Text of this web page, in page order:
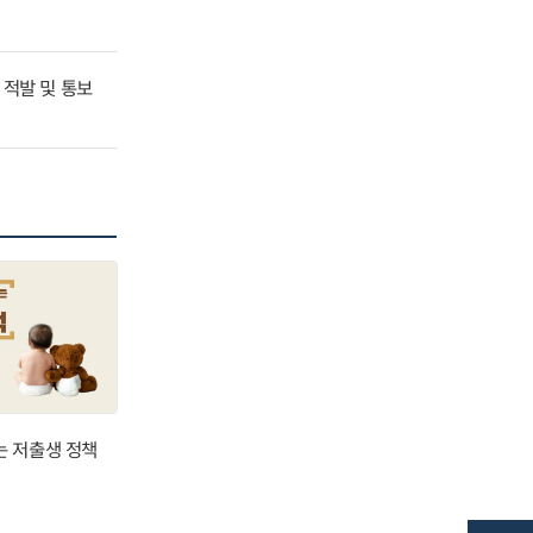
발 및 통보
저출생 정책